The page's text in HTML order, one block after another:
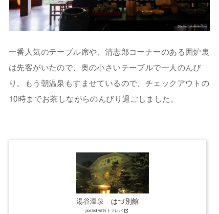
一番人気のテーブル席や、清志郎コーナーのある囲炉裏
は先客がいたので、奥の小さいテーブルで一人のんび
り。もう朝温泉もすませているので、チェックアウトの
10時までお茶しながらのんびり過ごしました。
湯谷温泉 はづ別館
posted with トマレバ